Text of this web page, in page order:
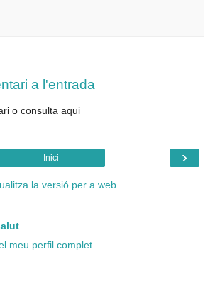
a l'entrada
o consulta aqui
›
Inici
la versió per a web
meu perfil complet